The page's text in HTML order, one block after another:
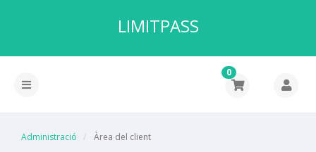
LIMITPASS
0
Administració Àrea del client